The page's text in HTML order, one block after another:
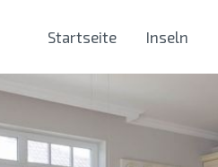
Startseite Inseln